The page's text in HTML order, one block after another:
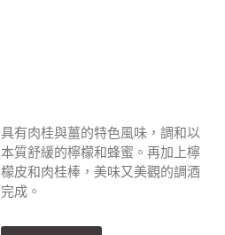
具有肉桂與薑的特色風味，調和以
本質舒緩的檸檬和蜂蜜。再加上檸
檬皮和肉桂棒，美味又美觀的調酒
完成。